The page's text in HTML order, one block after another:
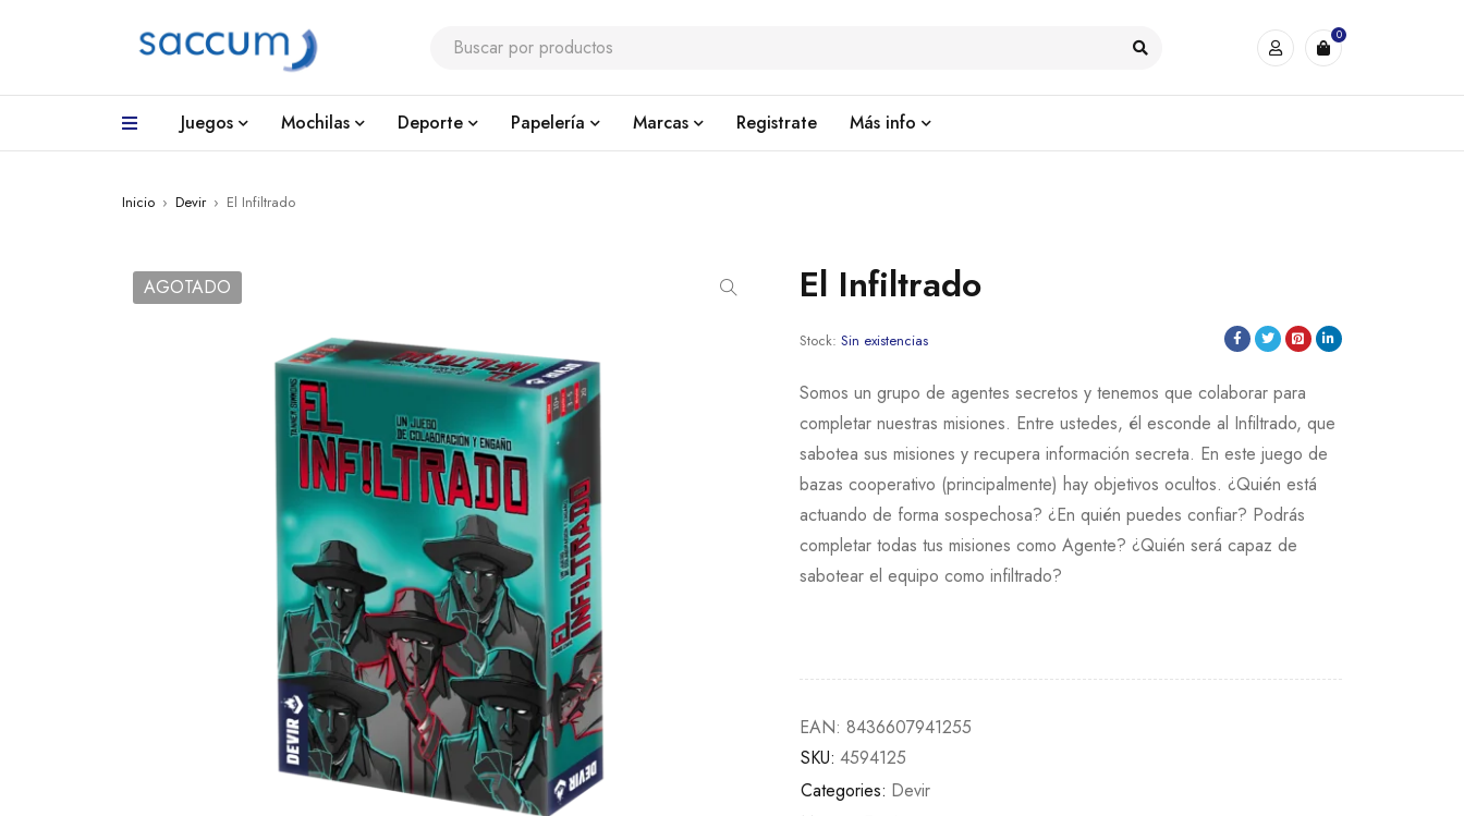
0
Juegos Mochilas Deporte Papelería Marcas Registrate Más info
Inicio › Devir › El Infiltrado
AGOTADO El Infiltrado
Stock: Sin existencias
Somos un grupo de agentes secretos y tenemos que colaborar para
completar nuestras misiones. Entre ustedes, él esconde al Infiltrado, que
sabotea sus misiones y recupera información secreta. En este juego de
bazas cooperativo (principalmente) hay objetivos ocultos. ¿Quién está
actuando de forma sospechosa? ¿En quién puedes confiar? Podrás
completar todas tus misiones como Agente? ¿Quién será capaz de
sabotear el equipo como infiltrado?
EAN:8436607941255
SKU: 4594125
Categories: Devir